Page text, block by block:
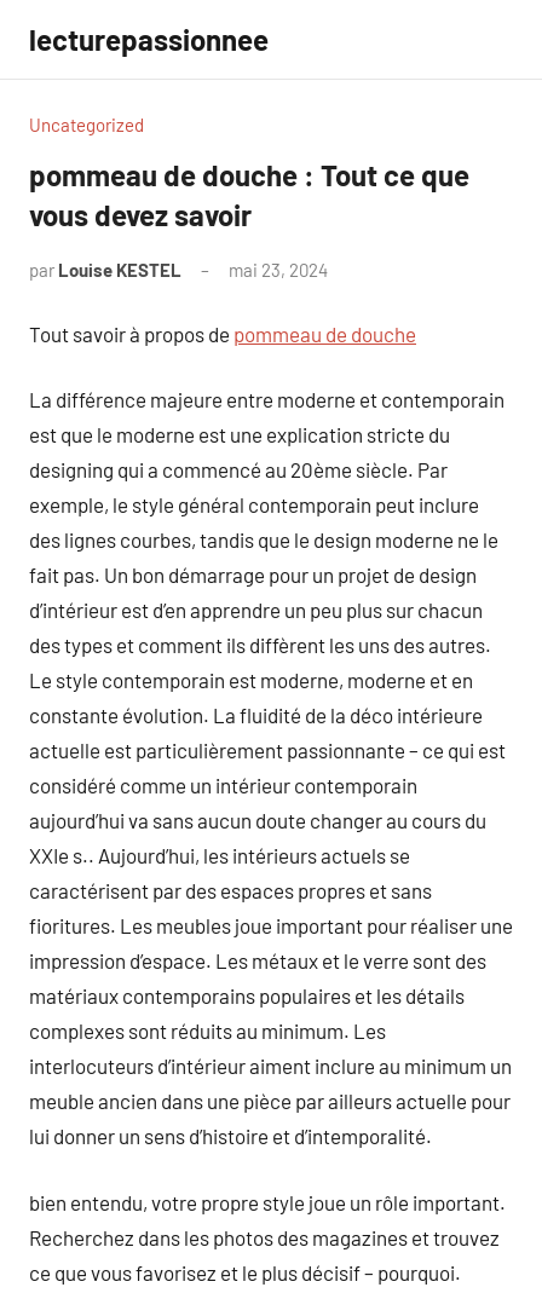
contenu
lecturepassionnee
Uncategorized
pommeau de douche : Tout ce que
vous devez savoir
par Louise KESTEL mai 23, 2024
Tout savoir à propos de pommeau de douche
La différence majeure entre moderne et contemporain
est que le moderne est une explication stricte du
designing qui a commencé au 20ème siècle. Par
exemple, le style général contemporain peut inclure
des lignes courbes, tandis que le design moderne ne le
fait pas. Un bon démarrage pour un projet de design
d’intérieur est d’en apprendre un peu plus sur chacun
des types et comment ils diffèrent les uns des autres.
Le style contemporain est moderne, moderne et en
constante évolution. La fluidité de la déco intérieure
actuelle est particulièrement passionnante – ce qui est
considéré comme un intérieur contemporain
aujourd’hui va sans aucun doute changer au cours du
XXIe s.. Aujourd’hui, les intérieurs actuels se
caractérisent par des espaces propres et sans
fioritures. Les meubles joue important pour réaliser une
impression d’espace. Les métaux et le verre sont des
matériaux contemporains populaires et les détails
complexes sont réduits au minimum. Les
interlocuteurs d’intérieur aiment inclure au minimum un
meuble ancien dans une pièce par ailleurs actuelle pour
lui donner un sens d’histoire et d’intemporalité.
bien entendu, votre propre style joue un rôle important.
Recherchez dans les photos des magazines et trouvez
ce que vous favorisez et le plus décisif – pourquoi.